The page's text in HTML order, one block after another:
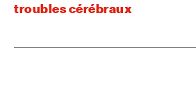
troubles cérébraux